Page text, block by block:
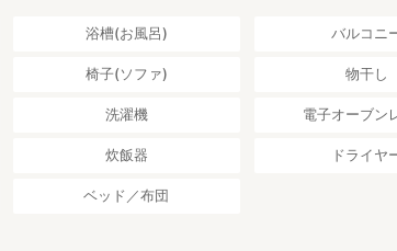
浴槽(お風呂) バルコニ
椅子(ソファ) 物干し
洗濯機 電子オーブン
炊飯器 ドライヤ
ベッド／布団